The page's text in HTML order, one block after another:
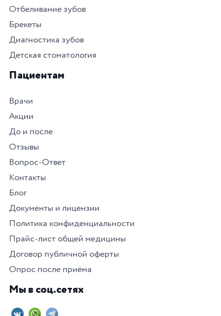
Отбеливание зубов
Брекеты
Диагностика зубов
Детская стоматология
Пациентам
Врачи
Акции
До и после
Отзывы
Вопрос-Ответ
Контакты
Блог
Документы и лицензии
Политика конфиденциальности
Прайс-лист общей медицины
Договор публичной оферты
Опрос после приёма
Мы в соц.сетях